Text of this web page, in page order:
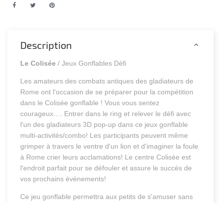
Description
Le Colisée/ Jeux Gonflables Défi
Les amateurs des combats antiques des gladiateurs de
Rome ont l'occasion de se préparer pour la compétition
dans le Colisée gonflable ! Vous vous sentez
courageux…. Entrer dans le ring et relever le défi avec
l'un des gladiateurs 3D pop-up dans ce jeux gonflable
multi-activités/combo! Les participants peuvent même
grimper à travers le ventre d'un lion et d'imaginer la foule
à Rome crier leurs acclamations! Le centre Colisée est
l'endroit parfait pour se défouler et assure le succès de
vos prochains événements!
Ce jeu gonflable permettra aux petits de s'amuser sans